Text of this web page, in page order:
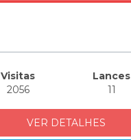
Visitas
2056
Lances
11
VER DETALHES